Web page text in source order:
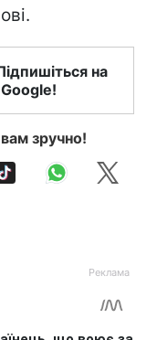
на
зручно!